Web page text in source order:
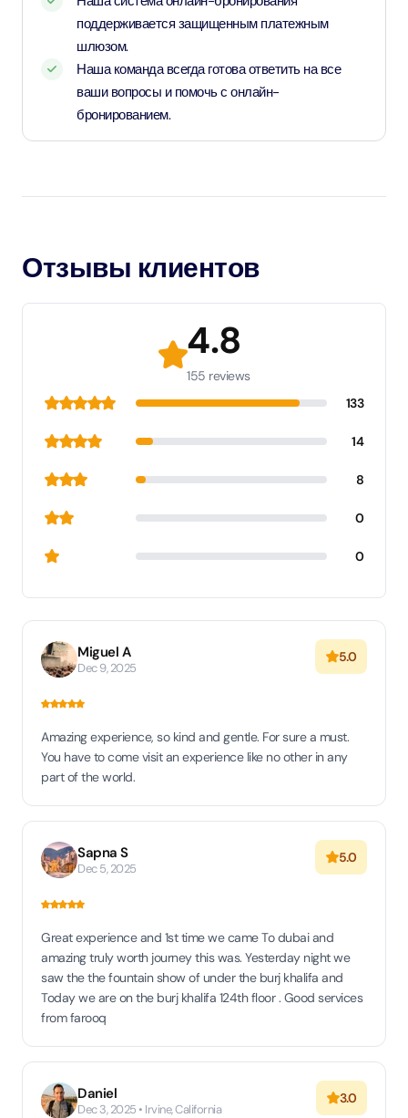
поддерживается защищенным платежным
шлюзом.
Наша команда всегда готова ответить на все
ваши вопросы и помочь с онлайн-
бронированием.
Отзывы клиентов
4.8
155 reviews
133
14
8
0
0
Miguel A
Dec 9, 2025
5.0
Amazing experience, so kind and gentle. For sure a must.
You have to come visit an experience like no other in any
part of the world.
Sapna S
Dec 5, 2025
5.0
Great experience and 1st time we came To dubai and
amazing truly worth journey this was. Yesterday night we
saw the the fountain show of under the burj khalifa and
Today we are on the burj khalifa 124th floor . Good services
from farooq
Daniel
Dec 3, 2025 • Irvine, California
3.0